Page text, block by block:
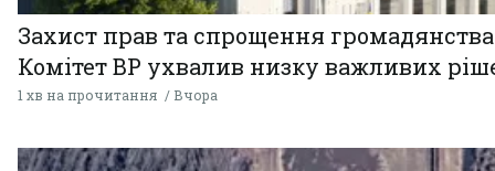
Захист прав та спрощення
Комітет ВР ухвалив низку важливих
1 хв на прочитання Вчора